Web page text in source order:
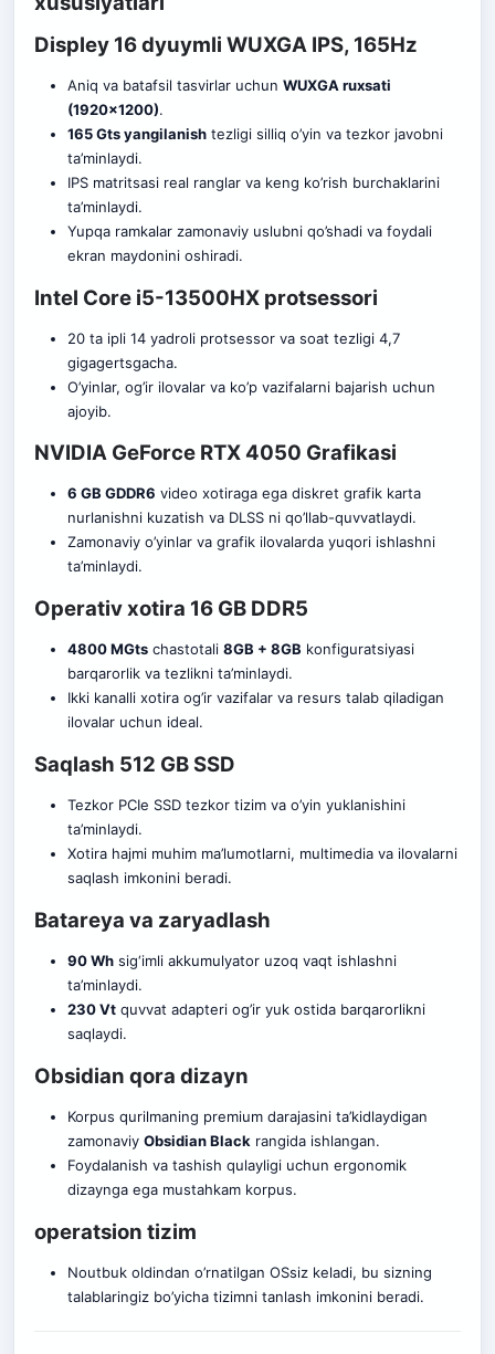
Displey 16 dyuymli WUXGA IPS, 165Hz
Aniq va batafsil tasvirlar uchun WUXGA ruxsati
(1920×1200).
165 Gts yangilanishtezligi silliq o’yin va tezkor javobni
ta’minlaydi.
IPS matritsasi real ranglar va keng ko’rish burchaklarini
ta’minlaydi.
Yupqa ramkalar zamonaviy uslubni qo’shadi va foydali
ekran maydonini oshiradi.
Intel Core i5-13500HX protsessori
20 ta ipli 14 yadroli protsessor va soat tezligi 4,7
gigagertsgacha.
O’yinlar, og’ir ilovalar va ko’p vazifalarni bajarish uchun
ajoyib.
NVIDIA GeForce RTX 4050 Grafikasi
6 GB GDDR6 video xotiraga ega diskret grafik karta
nurlanishni kuzatish va DLSS ni qo’llab-quvvatlaydi.
Zamonaviy o’yinlar va grafik ilovalarda yuqori ishlashni
ta’minlaydi.
Operativ xotira 16 GB DDR5
4800 MGtschastotali 8GB + 8GB konfiguratsiyasi
barqarorlik va tezlikni ta’minlaydi.
Ikki kanalli xotira og’ir vazifalar va resurs talab qiladigan
ilovalar uchun ideal.
Saqlash 512 GB SSD
Tezkor PCIe SSD tezkor tizim va o’yin yuklanishini
ta’minlaydi.
Xotira hajmi muhim ma’lumotlarni, multimedia va ilovalarni
saqlash imkonini beradi.
Batareya va zaryadlash
90 Whsig‘imli akkumulyator uzoq vaqt ishlashni
ta’minlaydi.
230 Vtquvvat adapteri og’ir yuk ostida barqarorlikni
saqlaydi.
Obsidian qora dizayn
Korpus qurilmaning premium darajasini ta’kidlaydigan
zamonaviy Obsidian Black rangida ishlangan.
Foydalanish va tashish qulayligi uchun ergonomik
dizaynga ega mustahkam korpus.
operatsion tizim
Noutbuk oldindan o’rnatilgan OSsiz keladi, bu sizning
talablaringiz bo’yicha tizimni tanlash imkonini beradi.